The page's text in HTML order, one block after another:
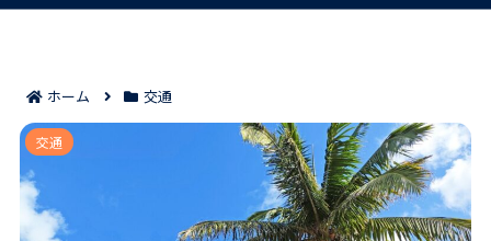
ホーム 交通
真栄田岬駐車場の基本情報7項目｜料金と満車回避の考
え方が早くつかめる！
交通